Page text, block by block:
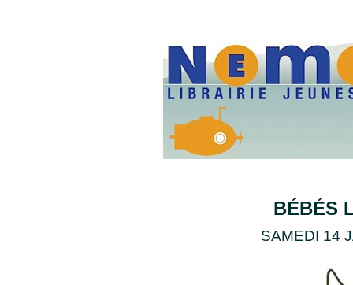
BÉBÉS
SAMEDI 14